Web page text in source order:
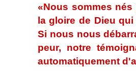
«Nous sommes
la gloire de Dieu
Si nous nous
peur, notre
automatiquement